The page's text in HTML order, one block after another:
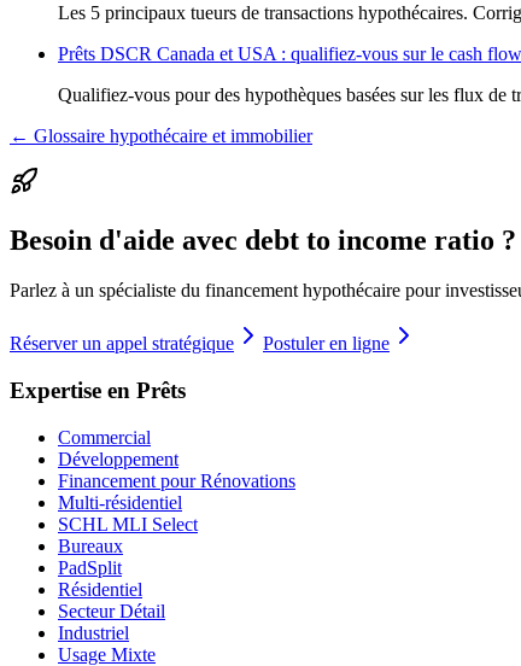
Les 5 principaux tueurs de transactions hypothécaires.
Prêts DSCR Canada et USA : qualifiez-vous sur le cash flow
Qualifiez-vous pour des hypothèques basées sur les flux de
← Glossaire hypothécaire et immobilier
Besoin d'aide avec debt to income ratio ?
Parlez à un spécialiste du financement hypothécaire pour
Réserver un appel stratégique Postuler en ligne
Expertise en Prêts
Commercial
Développement
Financement pour Rénovations
Multi-résidentiel
SCHL MLI Select
Bureaux
PadSplit
Résidentiel
Secteur Détail
Industriel
Usage Mixte